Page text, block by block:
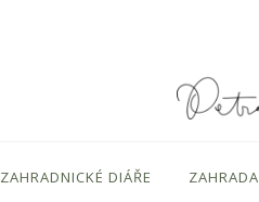
ZAHRADNICKÉ DIÁŘE ZAHRADA